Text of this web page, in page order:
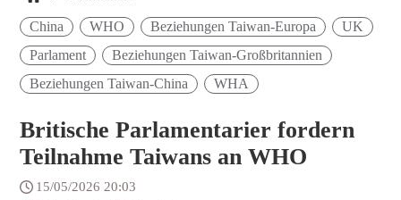
China WHO Beziehungen Taiwan-Europa
UK
Parlament
Beziehungen Taiwan-Großbritannien
Beziehungen Taiwan-China
WHA
Britische Parlamentarier fordern
Teilnahme Taiwans an WHO
15/05/2026 20:03